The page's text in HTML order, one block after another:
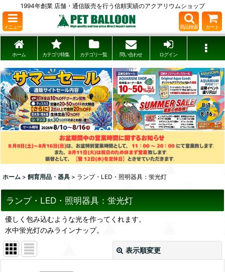
1994年創業 店舗・通信販売を行う信頼実績のアクアリウムショップ
メニュー 商品検索 カート
ホーム カテゴリ特集 カテゴリ一覧 問い合わせ ログイン
ホーム > 飼育用品・器具 > ランプ・LED・照明器具：蛍光灯
ランプ・LED・照明器具：蛍光灯
優しく包み込むような光を作ってくれます。
水中蛍光灯のみラインナップ。
表示順変更